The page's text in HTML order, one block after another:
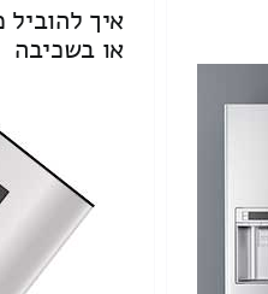
איך
או בשכיבה